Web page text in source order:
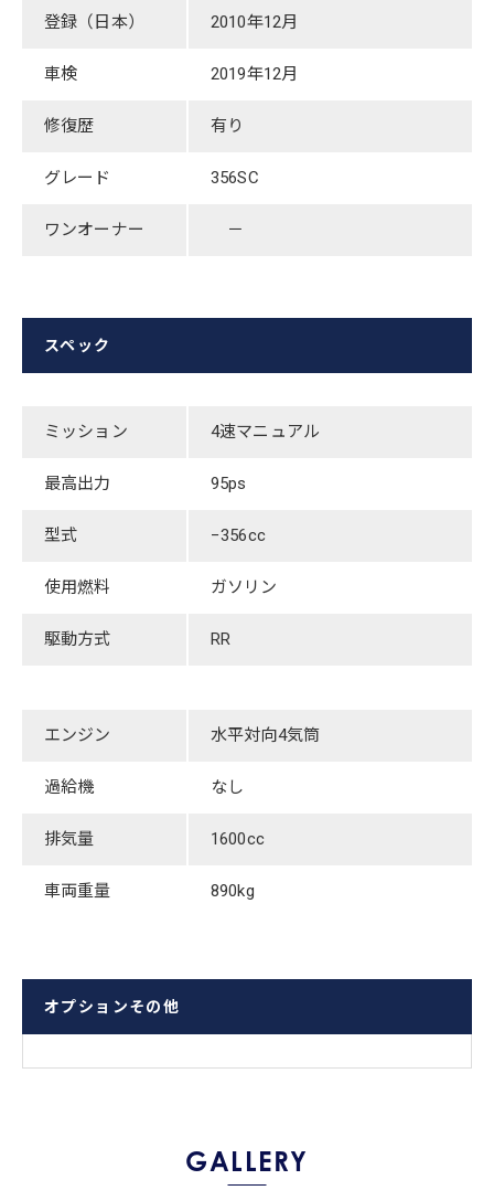
登録（日本） ​2010年12月
車検 2019​年12月
修復歴 ​有り
グレード ​356SC
ワンオーナー －
スペック
ミッション ​4速マニュアル
最高出力 95ps
型式 ​−356cc
使用燃料 ガソリン
駆動方式 RR
エンジン 水平対向4気筒
過給機 ​なし
排気量 1600cc
車両重量 890kg
オプションその他
GALLERY